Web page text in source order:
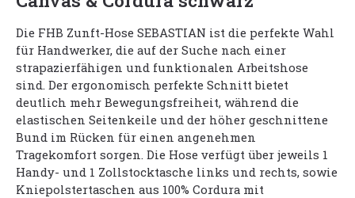
Die FHB Zunft-Hose SEBASTIAN ist die perfekte Wahl
für Handwerker, die auf der Suche nach einer
strapazierfähigen und funktionalen Arbeitshose
sind. Der ergonomisch perfekte Schnitt bietet
deutlich mehr Bewegungsfreiheit, während die
elastischen Seitenkeile und der höher geschnittene
Bund im Rücken für einen angenehmen
Tragekomfort sorgen. Die Hose verfügt über jeweils 1
Handy- und 1 Zollstocktasche links und rechts, sowie
Kniepolstertaschen aus 100% Cordura mit